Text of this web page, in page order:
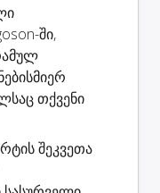
ში,
თქვენი
შეკვეთა